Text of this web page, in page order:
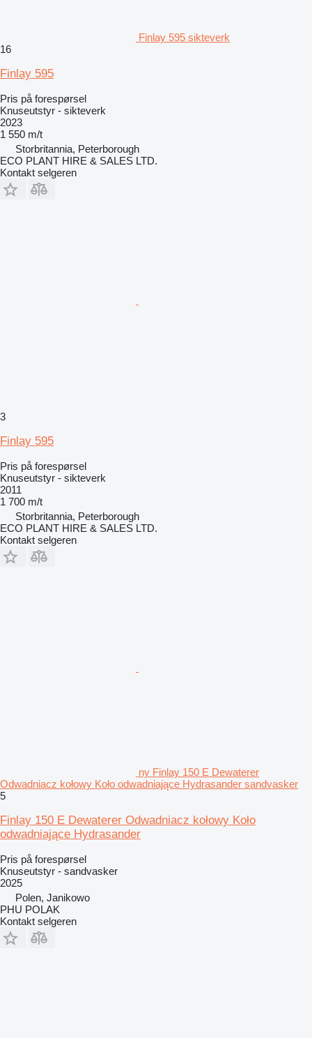
Finlay 595 sikteverk
16
Finlay 595
Pris på forespørsel
Knuseutstyr - sikteverk
2023
1 550 m/t
Storbritannia, Peterborough
ECO PLANT HIRE & SALES LTD.
Kontakt selgeren
3
Finlay 595
Pris på forespørsel
Knuseutstyr - sikteverk
2011
1 700 m/t
Storbritannia, Peterborough
ECO PLANT HIRE & SALES LTD.
Kontakt selgeren
ny Finlay 150 E Dewaterer
Odwadniacz kołowy Koło odwadniające Hydrasander sandvasker
5
Finlay 150 E Dewaterer Odwadniacz kołowy Koło
odwadniające Hydrasander
Pris på forespørsel
Knuseutstyr - sandvasker
2025
Polen, Janikowo
PHU POLAK
Kontakt selgeren